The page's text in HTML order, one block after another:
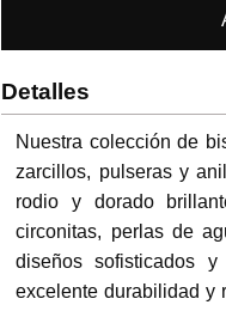
Detalles
Nuestra colección de
zarcillos, pulseras y
rodio y dorado
circonitas, perlas de
diseños sofisticados
excelente durabilidad y